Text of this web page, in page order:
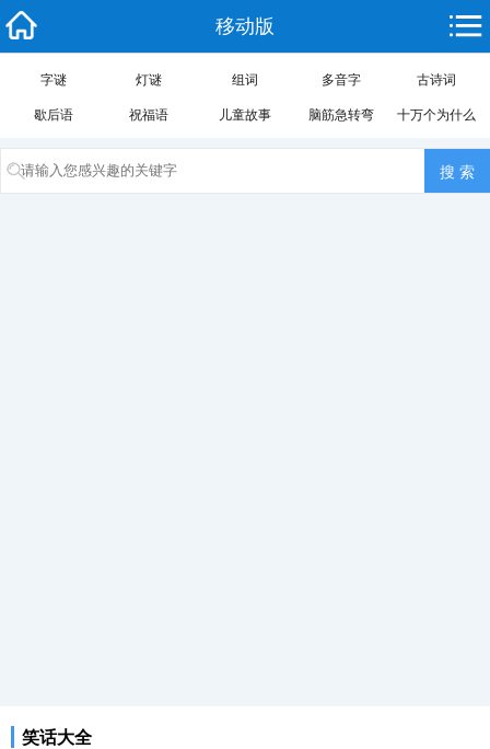
移动版
字谜 灯谜 组词 多音字 古诗词
歇后语 祝福语 儿童故事 脑筋急转弯 十万个为什么
笑话大全